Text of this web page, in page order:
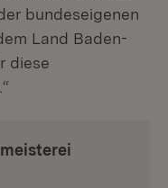
bundeseigenen
Land Baden-
diese